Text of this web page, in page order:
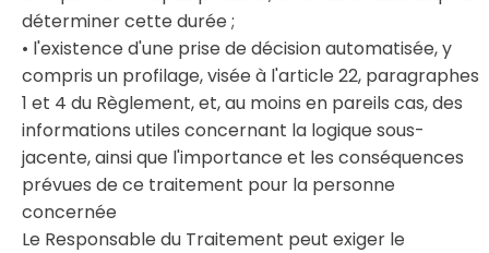
déterminer cette durée ;
• l'existence d'une prise de décision automatisée, y
compris un profilage, visée à l'article 22, paragraphes
1 et 4 du Règlement, et, au moins en pareils cas, des
informations utiles concernant la logique sous-
jacente, ainsi que l'importance et les conséquences
prévues de ce traitement pour la personne
concernée
Le Responsable du Traitement peut exiger le